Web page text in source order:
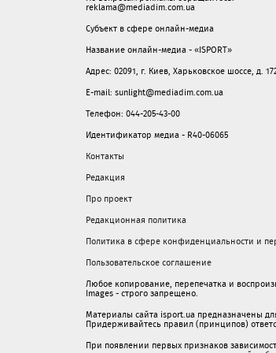
reklama@mediadim.com.ua
Субъект в сфере онлайн-медиа
Название онлайн-медиа - «ISPORT»
Адрес: 02091, г. Киев, Харьковское шоссе, д.
E-mail: sunlight@mediadim.com.ua
Телефон: 044-205-43-00
Идентификатор медиа - R40-06065
Контакты
Редакция
Про проект
Редакционная политика
Политика в сфере конфиденциальности и
Пользовательское соглашение
Любое копирование, перепечатка и
Images - строго запрещено.
Материалы сайта isport.ua предназначены
Придерживайтесь правил (принципов)
При появлении первых признаков